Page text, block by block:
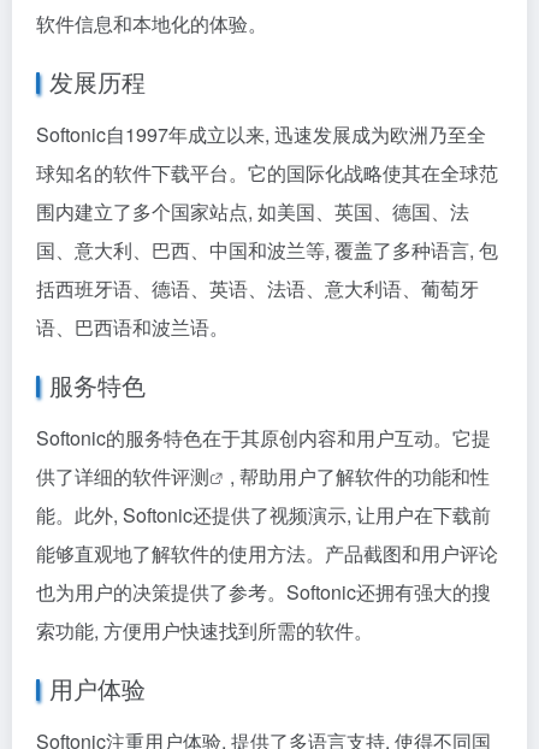
软件信息和本地化的体验。
发展历程
Softonic自1997年成立以来, 迅速发展成为欧洲乃至全
球知名的软件下载平台。它的国际化战略使其在全球范
围内建立了多个国家站点, 如美国、英国、德国、法
国、意大利、巴西、中国和波兰等, 覆盖了多种语言, 包
括西班牙语、德语、英语、法语、意大利语、葡萄牙
语、巴西语和波兰语。
服务特色
Softonic的服务特色在于其原创内容和用户互动。它提
供了详细的软件评测
, 帮助用户了解软件的功能和性
能。此外, Softonic还提供了视频演示, 让用户在下载前
能够直观地了解软件的使用方法。产品截图和用户评论
也为用户的决策提供了参考。Softonic还拥有强大的搜
索功能, 方便用户快速找到所需的软件。
用户体验
Softonic注重用户体验, 提供了多语言支持, 使得不同国